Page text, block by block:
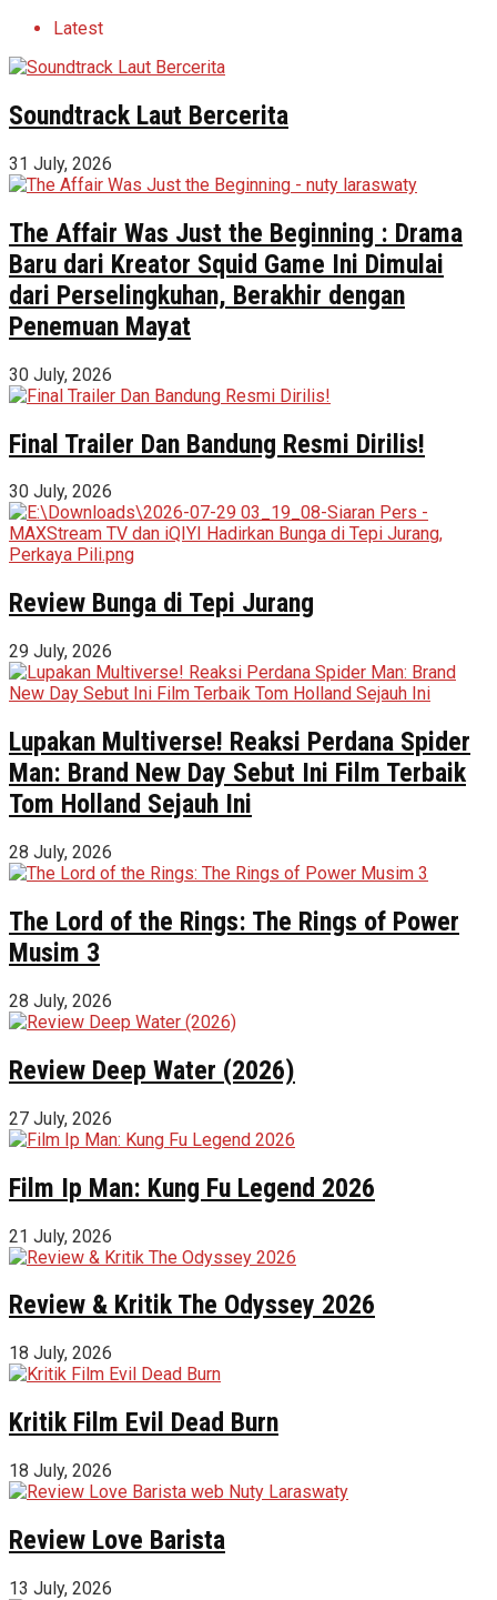
Latest
Soundtrack Laut Bercerita
31 July, 2026
The Affair Was Just the Beginning : Drama
Baru dari Kreator Squid Game Ini Dimulai
dari Perselingkuhan, Berakhir dengan
Penemuan Mayat
30 July, 2026
Final Trailer Dan Bandung Resmi Dirilis!
30 July, 2026
Review Bunga di Tepi Jurang
29 July, 2026
Lupakan Multiverse! Reaksi Perdana Spider
Man: Brand New Day Sebut Ini Film Terbaik
Tom Holland Sejauh Ini
28 July, 2026
The Lord of the Rings: The Rings of Power
Musim 3
28 July, 2026
Review Deep Water (2026)
27 July, 2026
Film Ip Man: Kung Fu Legend 2026
21 July, 2026
Review & Kritik The Odyssey 2026
18 July, 2026
Kritik Film Evil Dead Burn
18 July, 2026
Review Love Barista
13 July, 2026